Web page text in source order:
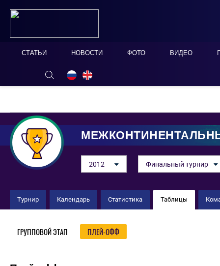
СТАТЬИ НОВОСТИ ФОТО ВИДЕО
ОНЛАЙН ТАБЛО СКРЫТЬ
2012 Финальный турнир
Турнир Календарь Статистика Таблицы
ГРУППОВОЙ ЭТАП ПЛЕЙ-ОФФ